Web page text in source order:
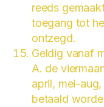
reeds
toegang tot
ontzegd.
Geldig vanaf
A. de
april, mei-
betaald